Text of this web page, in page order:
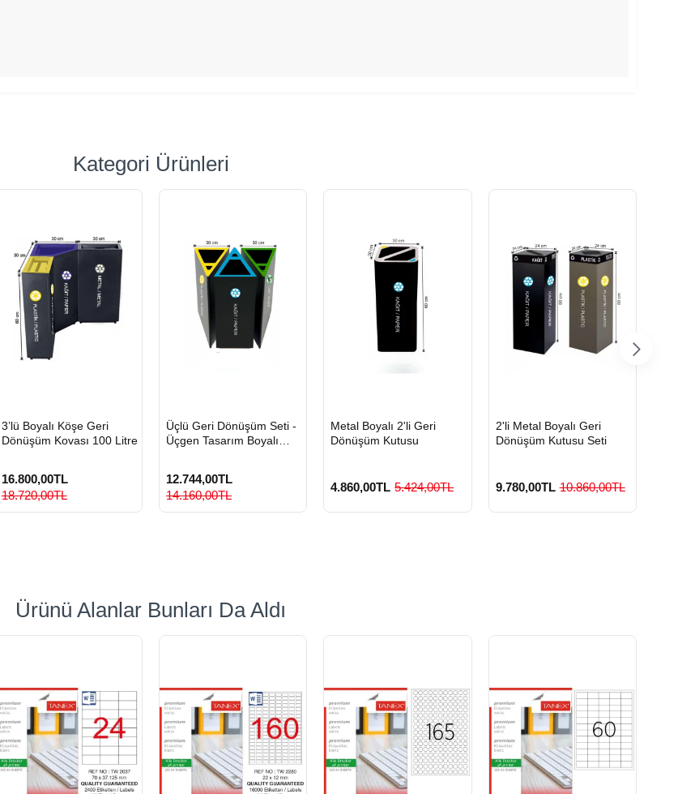
Kategori Ürünleri
GÖNDERİ
3’lü Boyalı Köşe Geri
Dönüşüm Kovası 100 Litre
16.800,00TL
18.720,00TL
GÖNDERİ
Üçlü Geri Dönüşüm Seti -
Üçgen Tasarım Boyalı
12.744,00TL
14.160,00TL
GÖNDERİ
Metal Boyalı 2'li Geri
Dönüşüm Kutusu
4.860,00TL 5.424,00TL
GÖNDERİ
2'li Metal Boyalı Geri
Dönüşüm Kutusu Seti
9.780,00TL 10.860,00TL
Ürünü Alanlar Bunları Da Aldı